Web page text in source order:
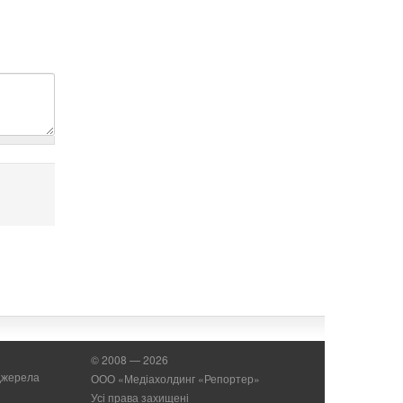
© 2008 — 2026
ООО «Медіахолдинг «Репортер»
Усі права захищені